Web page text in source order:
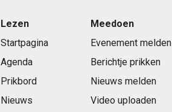
Lezen
Startpagina
Agenda
Prikbord
Nieuws
Meedoen
Evenement melden
Berichtje prikken
Nieuws melden
Video uploaden